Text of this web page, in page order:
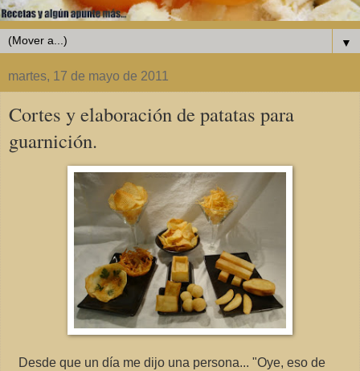
▼
martes, 17 de mayo de 2011
Cortes y elaboración de patatas para
guarnición.
Desde que un día me dijo una persona... "Oye, eso de